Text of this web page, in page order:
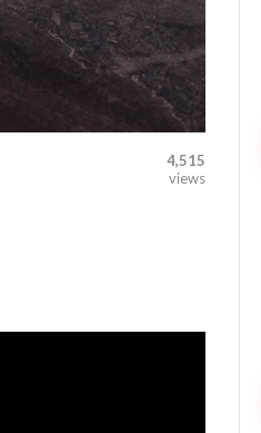
4,515
views